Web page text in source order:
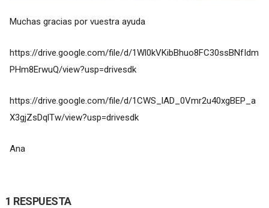
Muchas gracias por vuestra ayuda
https://drive.google.com/file/d/1Wl0kVKibBhuo8FC30ssBNfIdm
PHm8ErwuQ/view?usp=drivesdk
https://drive.google.com/file/d/1CWS_lAD_0Vmr2u40xgBEP_a
X3gjZsDqlTw/view?usp=drivesdk
Ana
1 RESPUESTA